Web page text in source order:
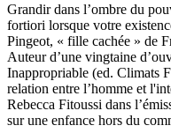
Grandir dans l’ombre du
fortiori lorsque votre
Pingeot, « fille cachée » de
Auteur d’une vingtaine
Inappropriable (ed. Climats
relation entre l’homme et
Rebecca Fitoussi dans
sur une enfance hors du